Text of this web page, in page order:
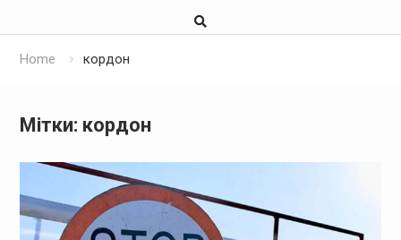
Home кордон
Мітки: кордон